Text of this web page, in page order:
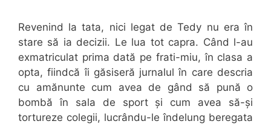
Revenind la tata, nici legat de Tedy nu era în
stare să ia decizii. Le lua tot capra. Când l-au
exmatriculat prima dată pe frati-miu, în clasa a
opta, fiindcă îi găsiseră jurnalul în care descria
cu amănunte cum avea de gând să pună o
bombă în sala de sport și cum avea să-și
tortureze colegii, lucrându-le îndelung beregata